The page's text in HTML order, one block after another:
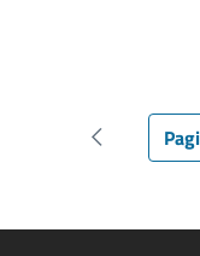
Pagina